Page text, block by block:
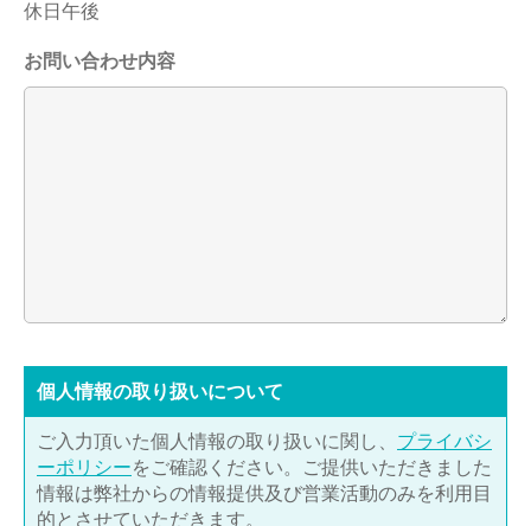
休日午後
お問い合わせ内容
個⼈情報の取り扱いについて
ご入力頂いた個人情報の取り扱いに関し、 プライバシ
ーポリシーをご確認ください。ご提供いただきました
情報は弊社からの情報提供及び営業活動のみを利用目
的とさせていただきます。